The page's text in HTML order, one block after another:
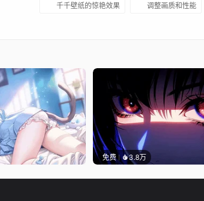
千千壁纸的惊艳效果 调整画质和性能
免费 3.8万